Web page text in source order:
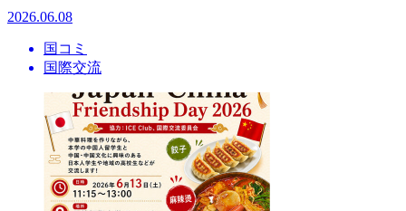
2026.06.08
国コミ
国際交流